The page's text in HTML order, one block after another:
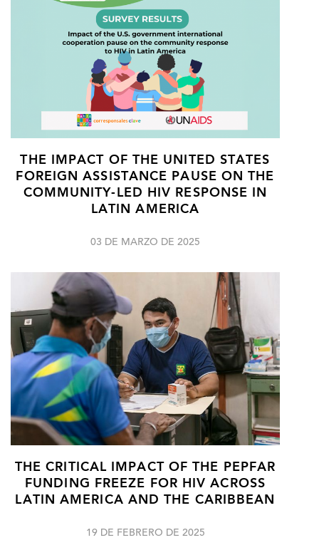
THE IMPACT OF THE UNITED STATES
FOREIGN ASSISTANCE PAUSE ON THE
COMMUNITY-LED HIV RESPONSE IN
LATIN AMERICA
03 DE MARZO DE 2025
THE CRITICAL IMPACT OF THE PEPFAR
FUNDING FREEZE FOR HIV ACROSS
LATIN AMERICA AND THE CARIBBEAN
19 DE FEBRERO DE 2025